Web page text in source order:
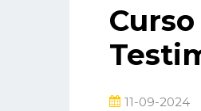
11-09-2024